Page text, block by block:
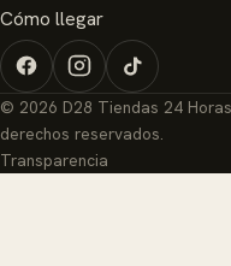
Cómo llegar
© 2026 D28 Tiendas 24
derechos reservados.
Transparencia